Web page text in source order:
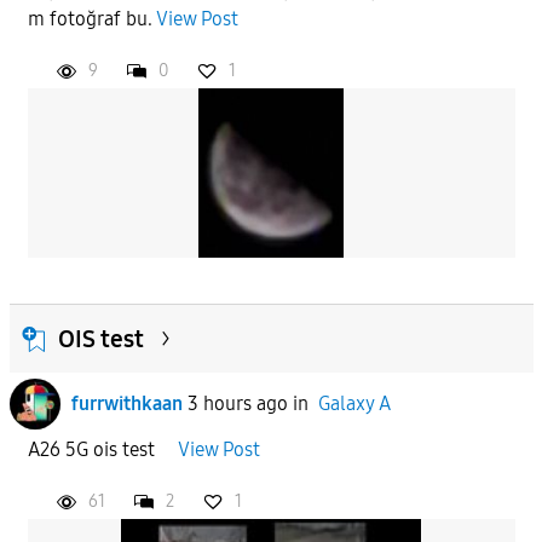
m fotoğraf bu. View Post
9 0 1
OIS test
furrwithkaan 3 hours ago in Galaxy A
A26 5G ois test View Post
61 2 1